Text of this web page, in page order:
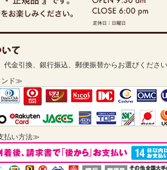
代金引換、銀行振込、郵便振替からお選びくださ
ンド≫
払い方法≫